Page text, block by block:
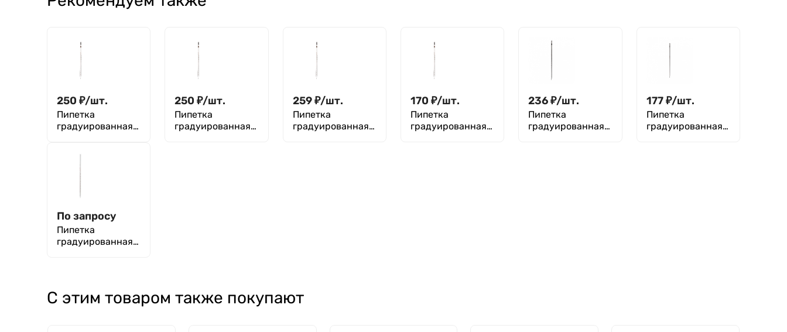
250 ₽/шт.
Пипетка
градуированная
сливного
250 ₽/шт.
Пипетка
градуированная
259₽/шт.
Пипетка
градуированная
170 ₽/шт.
Пипетка
градуированная
236₽/шт.
Пипетка
градуированная
177₽/шт.
Пипетка
градуированная
По запросу
Пипетка
градуированная
С этим товаром также покупают